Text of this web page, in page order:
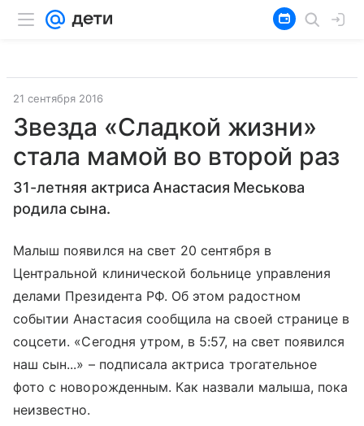
21 сентября 2016
Звезда «Сладкой жизни»
стала мамой во второй раз
31-летняя актриса Анастасия Меськова
родила сына.
Малыш появился на свет 20 сентября в
Центральной клинической больнице управления
делами Президента РФ. Об этом радостном
событии Анастасия сообщила на своей странице в
соцсети. «Сегодня утром, в 5:57, на свет появился
наш сын...» – подписала актриса трогательное
фото с новорожденным. Как назвали малыша, пока
неизвестно.